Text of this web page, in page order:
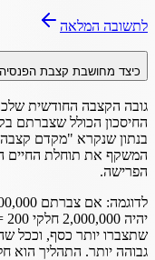
לתשובה המלאה
כיצד מחושבת קצבת
גובה הקצבה החודשית
החיסכון הכולל שצברתם
בנתון שנקרא "מקדם
המשקף את תוחלת החיים
הפרישה.
שתצברו יותר כסף, וככל
גבוהה יותר. התהליך הוא